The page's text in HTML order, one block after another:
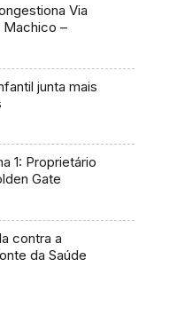
Via
Machico –
junta mais
1: Proprietário
Gate
contra a
da Saúde